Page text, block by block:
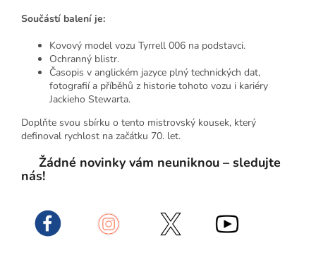
Součástí balení je:
Kovový model vozu Tyrrell 006 na podstavci.
Ochranný blistr.
Časopis v anglickém jazyce plný technických dat,
fotografií a příběhů z historie tohoto vozu i kariéry
Jackieho Stewarta.
Doplňte svou sbírku o tento mistrovský kousek, který
definoval rychlost na začátku 70. let.
Žádné novinky vám neuniknou – sledujte
nás!